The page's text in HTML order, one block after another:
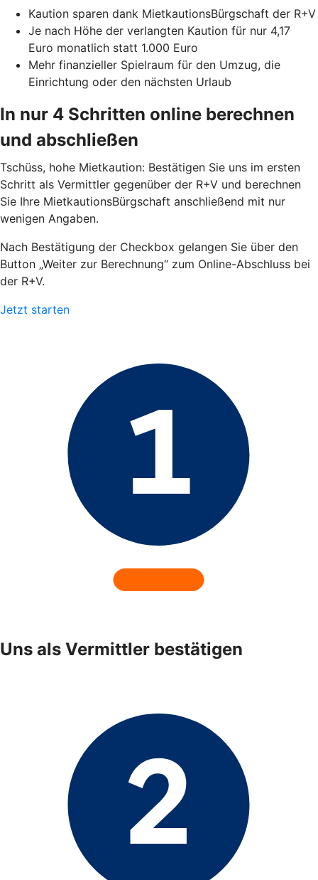
Kaution sparen dank MietkautionsBürgschaft der R+V
Je nach Höhe der verlangten Kaution für nur 4,17
Euro monatlich statt 1.000 Euro
Mehr finanzieller Spielraum für den Umzug, die
Einrichtung oder den nächsten Urlaub
In nur 4 Schritten online berechnen
und abschließen
Tschüss, hohe Mietkaution: Bestätigen Sie uns im ersten
Schritt als Vermittler gegenüber der R+V und berechnen
Sie Ihre MietkautionsBürgschaft anschließend mit nur
wenigen Angaben.
Nach Bestätigung der Checkbox gelangen Sie über den
Button „Weiter zur Berechnung“ zum Online-Abschluss bei
der R+V.
Jetzt starten
Uns als Vermittler bestätigen